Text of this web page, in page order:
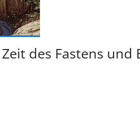
des Fastens und